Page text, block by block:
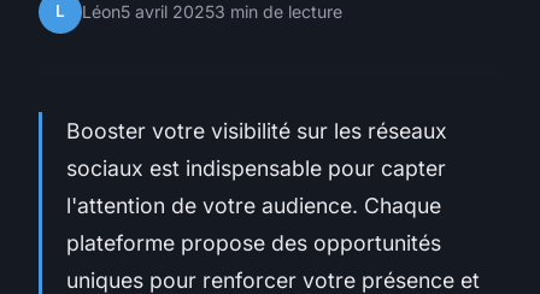
L Léon5 avril 20253 min de lecture
Booster votre visibilité sur les réseaux
sociaux est indispensable pour capter
l'attention de votre audience. Chaque
plateforme propose des opportunités
uniques pour renforcer votre présence et